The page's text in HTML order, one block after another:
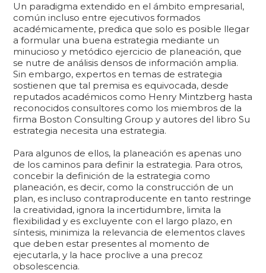
Un paradigma extendido en el ámbito empresarial,
común incluso entre ejecutivos formados
académicamente, predica que solo es posible llegar
a formular una buena estrategia mediante un
minucioso y metódico ejercicio de planeación, que
se nutre de análisis densos de información amplia.
Sin embargo, expertos en temas de estrategia
sostienen que tal premisa es equivocada, desde
reputados académicos como Henry Mintzberg hasta
reconocidos consultores como los miembros de la
firma Boston Consulting Group y autores del libro Su
estrategia necesita una estrategia.
Para algunos de ellos, la planeación es apenas uno
de los caminos para definir la estrategia. Para otros,
concebir la definición de la estrategia como
planeación, es decir, como la construcción de un
plan, es incluso contraproducente en tanto restringe
la creatividad, ignora la incertidumbre, limita la
flexibilidad y es excluyente con el largo plazo, en
síntesis, minimiza la relevancia de elementos claves
que deben estar presentes al momento de
ejecutarla, y la hace proclive a una precoz
obsolescencia.